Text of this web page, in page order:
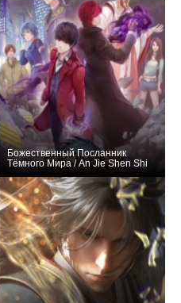
Божественный Посланник
Тёмного Мира / An Jie Shen Shi